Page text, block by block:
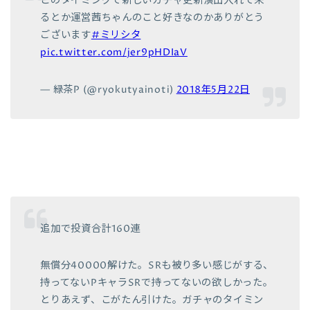
るとか運営茜ちゃんのこと好きなのかありがとう
ございます#ミリシタ
pic.twitter.com/jer9pHDIaV
— 緑茶P (@ryokutyainoti)2018年5月22日
追加で投資合計160連
無償分40000解けた。SRも被り多い感じがする、
持ってないPキャラSRで持ってないの欲しかった。
とりあえず、こがたん引けた。ガチャのタイミン